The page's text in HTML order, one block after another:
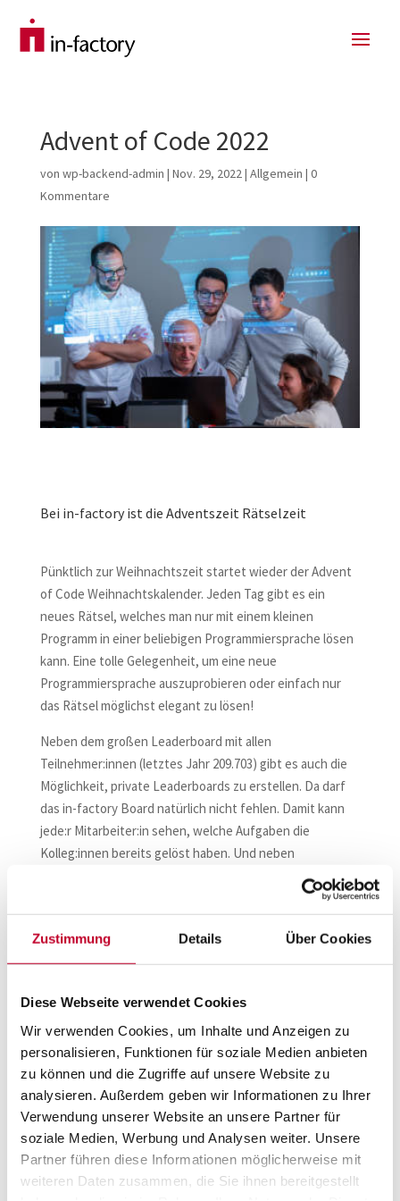
Zustimmung Details Über Cookies
Diese Webseite verwendet Cookies
Wir verwenden Cookies, um Inhalte und Anzeigen zu
personalisieren, Funktionen für soziale Medien anbieten
zu können und die Zugriffe auf unsere Website zu
analysieren. Außerdem geben wir Informationen zu Ihrer
Verwendung unserer Website an unsere Partner für
soziale Medien, Werbung und Analysen weiter. Unsere
Partner führen diese Informationen möglicherweise mit
weiteren Daten zusammen, die Sie ihnen bereitgestellt
Advent of Code 2022
von wp-backend-admin | Nov. 29, 2022 | Allgemein | 0
Kommentare
Bei in-factory ist die Adventszeit Rätselzeit
Pünktlich zur Weihnachtszeit startet wieder der Advent
of Code Weihnachtskalender. Jeden Tag gibt es ein
neues Rätsel, welches man nur mit einem kleinen
Programm in einer beliebigen Programmiersprache lösen
kann. Eine tolle Gelegenheit, um eine neue
Programmiersprache auszuprobieren oder einfach nur
das Rätsel möglichst elegant zu lösen!
Neben dem großen Leaderboard mit allen
Teilnehmer:innen (letztes Jahr 209.703) gibt es auch die
Möglichkeit, private Leaderboards zu erstellen. Da darf
das in-factory Board natürlich nicht fehlen. Damit kann
jede:r Mitarbeiter:in sehen, welche Aufgaben die
Kolleg:innen bereits gelöst haben. Und neben
Mitarbeiter:innen können auch Freunde und Bekannte
dem in-factory Board über einen Boardcode beitreten.
Als Ansporn wird dem oder der Gewinner:in ein kleiner
Preis in Aussicht gestellt.
6:00 Uhr (MEZ) aufadventofcode.com/2022
Kommentar absenden